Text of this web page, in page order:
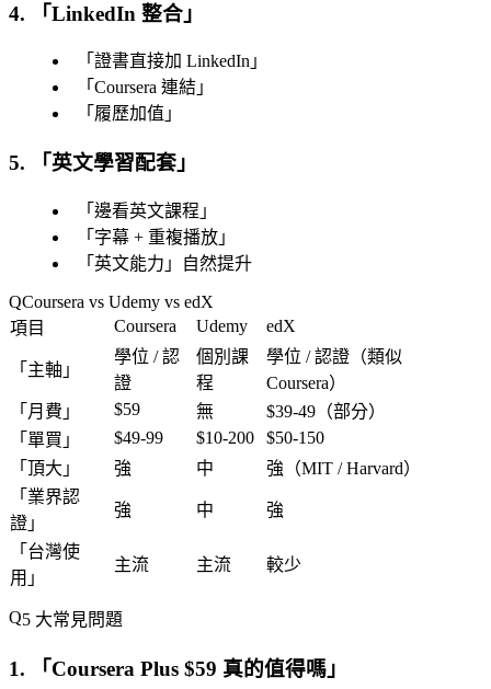
4. 「LinkedIn 整合 」
「 證書直接加 LinkedIn 」
「 Coursera 連結 」
「 履歷加值 」
5. 「英文學習配套 」
「 邊看英文課程 」
「 字幕 + 重複播放 」
「 英文能力 」自然提升
Coursera vs Udemy vs edX
項目
Coursera Udemy edX
「 主軸 」
學位 / 認
證
個別課
程
學位 / 認證（類似
Coursera）
「 月費 」 $59 無
$39-49（部分）
「 單買 」 $49-99 $10-200
$50-150
「 頂大 」 強 中 強 （MIT / Harvard）
「 業界認
證 」
強 中 強
「 台灣使
用 」
主流 主流 較少
5 大常見問題
1. 「Coursera Plus $59 真的值得嗎 」